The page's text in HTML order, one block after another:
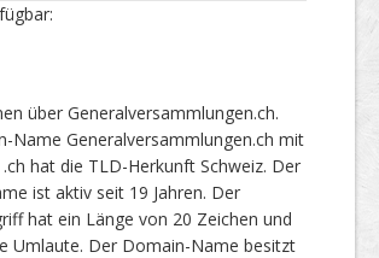
über Generalversammlungen.ch.
Name Generalversammlungen.ch mit
hat die TLD-Herkunft Schweiz. Der
ist aktiv seit 19 Jahren. Der
hat ein Länge von 20 Zeichen und
Umlaute. Der Domain-Name besitzt